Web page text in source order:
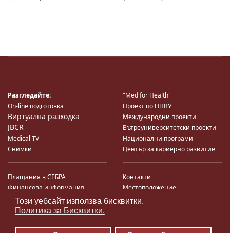
Този уебсайт използва бисквитки.
Политика за Бисквитки.
Разгледайте:
On-line подготовка
Виртуална разходка
JBCR
Medical TV
Снимки
"Med for Health"
Проект по НПВУ
Международни проекти
Вътреуниверситетски проекти
Национални програми
Център за кариерно развитие
Плащания в СЕБРА
Финансова информация
Система за финансово упр-е и
контрол
Търгове по ЗДС
Контакти
Местоположение
Карта на сайта